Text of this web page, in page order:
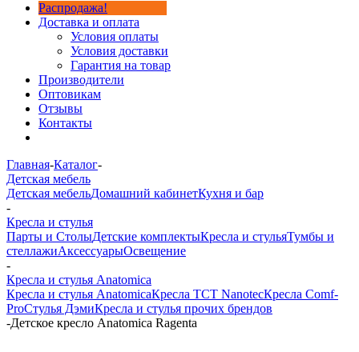
Распродажа!
Доставка и оплата
Условия оплаты
Условия доставки
Гарантия на товар
Производители
Оптовикам
Отзывы
Контакты
Главная-Каталог-
Детская мебель
Детская мебельДомашний кабинетКухня и бар
-
Кресла и стулья
Парты и СтолыДетские комплектыКресла и стульяТумбы и
стеллажиАксессуарыОсвещение
-
Кресла и стулья Anatomica
Кресла и стулья AnatomicaКресла TCT NanotecКресла Comf-
ProСтулья ДэмиКресла и стулья прочих брендов
-Детское кресло Anatomica Ragenta